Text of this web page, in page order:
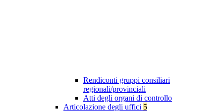
Rendiconti gruppi consiliari
regionali/provinciali
Atti degli organi di controllo
Articolazione degli uffici 5